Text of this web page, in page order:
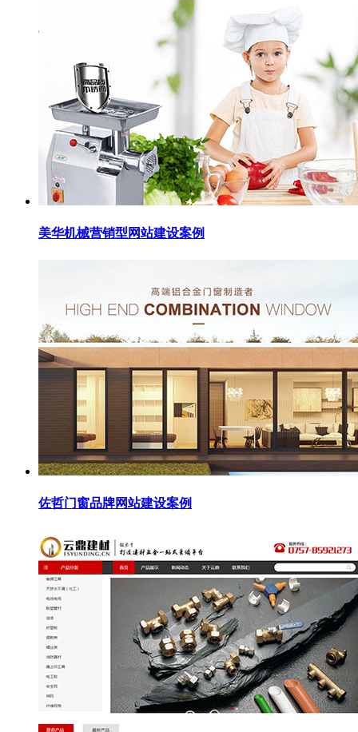
美华机械营销型网站建设案例
佐哲门窗品牌网站建设案例